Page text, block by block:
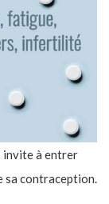
invite à entrer
sa contraception.